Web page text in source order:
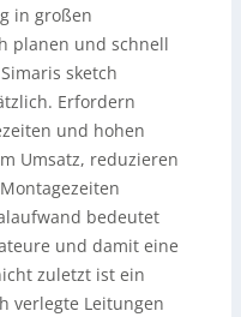
in großen
planen und schnell
sketch
Erfordern
und hohen
Umsatz, reduzieren
bedeutet
und damit eine
zuletzt ist ein
verlegte Leitungen